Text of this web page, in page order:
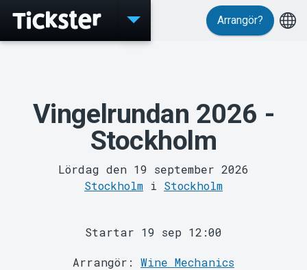
Arrangör?
Vingelrundan 2026 -
Stockholm
Lördag den 19 september 2026
Stockholm i Stockholm
Startar 19 sep 12:00
Arrangör: Wine Mechanics